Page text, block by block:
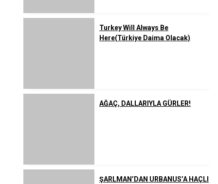
Turkey Will Always Be
Here(Türkiye Daima Olacak)
AĞAÇ, DALLARIYLA GÜRLER!
ŞARLMAN’DAN URBANUS’A HAÇLI